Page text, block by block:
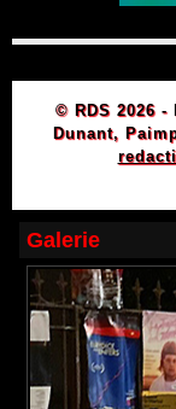
© RDS 2026 -
Dunant,
Galerie